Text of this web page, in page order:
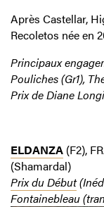
Après Castellar,
Recoletos née en
Principaux
Pouliches (Gr1),
Prix de Diane
ELDANZA (F2),
(Shamardal)
Prix du Début
Fontainebleau